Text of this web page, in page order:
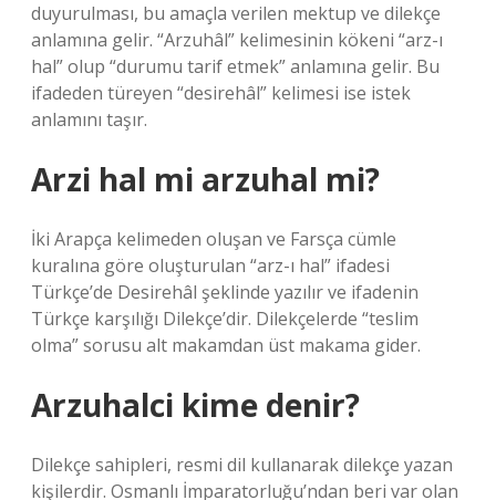
duyurulması, bu amaçla verilen mektup ve dilekçe
anlamına gelir. “Arzuhâl” kelimesinin kökeni “arz-ı
hal” olup “durumu tarif etmek” anlamına gelir. Bu
ifadeden türeyen “desirehâl” kelimesi ise istek
anlamını taşır.
Arzi hal mi arzuhal mi?
İki Arapça kelimeden oluşan ve Farsça cümle
kuralına göre oluşturulan “arz-ı hal” ifadesi
Türkçe’de Desirehâl şeklinde yazılır ve ifadenin
Türkçe karşılığı Dilekçe’dir. Dilekçelerde “teslim
olma” sorusu alt makamdan üst makama gider.
Arzuhalci kime denir?
Dilekçe sahipleri, resmi dil kullanarak dilekçe yazan
kişilerdir. Osmanlı İmparatorluğu’ndan beri var olan